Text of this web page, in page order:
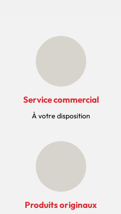
Service commercial
À votre disposition
Produits originaux